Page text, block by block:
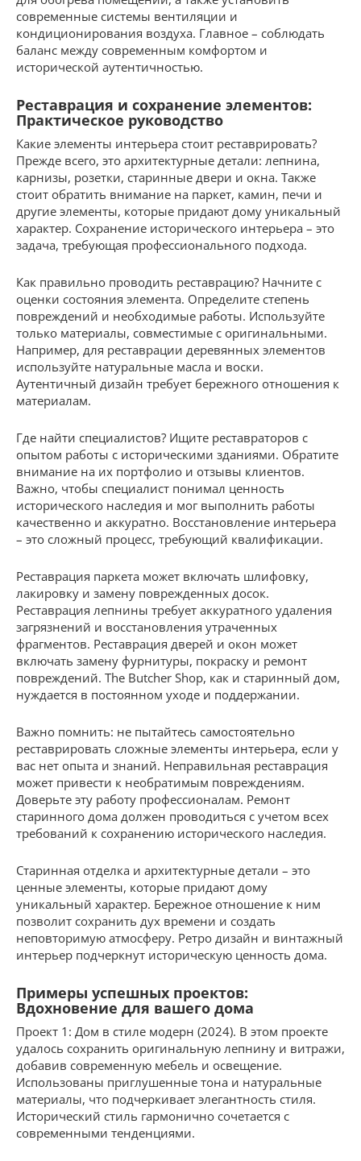
современные системы вентиляции и
кондиционирования воздуха. Главное – соблюдать
баланс между современным комфортом и
исторической аутентичностью.
Реставрация и сохранение элементов:
Практическое руководство
Какие элементы интерьера стоит реставрировать?
Прежде всего, это архитектурные детали: лепнина,
карнизы, розетки, старинные двери и окна. Также
стоит обратить внимание на паркет, камин, печи и
другие элементы, которые придают дому уникальный
характер. Сохранение исторического интерьера – это
задача, требующая профессионального подхода.
Как правильно проводить реставрацию? Начните с
оценки состояния элемента. Определите степень
повреждений и необходимые работы. Используйте
только материалы, совместимые с оригинальными.
Например, для реставрации деревянных элементов
используйте натуральные масла и воски.
Аутентичный дизайн требует бережного отношения к
материалам.
Где найти специалистов? Ищите реставраторов с
опытом работы с историческими зданиями. Обратите
внимание на их портфолио и отзывы клиентов.
Важно, чтобы специалист понимал ценность
исторического наследия и мог выполнить работы
качественно и аккуратно. Восстановление интерьера
– это сложный процесс, требующий квалификации.
Реставрация паркета может включать шлифовку,
лакировку и замену поврежденных досок.
Реставрация лепнины требует аккуратного удаления
загрязнений и восстановления утраченных
фрагментов. Реставрация дверей и окон может
включать замену фурнитуры, покраску и ремонт
повреждений. The Butcher Shop, как и старинный дом,
нуждается в постоянном уходе и поддержании.
Важно помнить: не пытайтесь самостоятельно
реставрировать сложные элементы интерьера, если у
вас нет опыта и знаний. Неправильная реставрация
может привести к необратимым повреждениям.
Доверьте эту работу профессионалам. Ремонт
старинного дома должен проводиться с учетом всех
требований к сохранению исторического наследия.
Старинная отделка и архитектурные детали – это
ценные элементы, которые придают дому
уникальный характер. Бережное отношение к ним
позволит сохранить дух времени и создать
неповторимую атмосферу. Ретро дизайн и винтажный
интерьер подчеркнут историческую ценность дома.
Примеры успешных проектов:
Вдохновение для вашего дома
Проект 1: Дом в стиле модерн (2024). В этом проекте
удалось сохранить оригинальную лепнину и витражи,
добавив современную мебель и освещение.
Использованы приглушенные тона и натуральные
материалы, что подчеркивает элегантность стиля.
Исторический стиль гармонично сочетается с
современными тенденциями.